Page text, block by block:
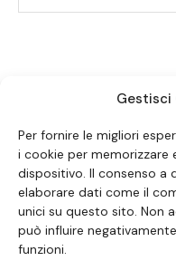
Gestisci
Per fornire le migliori
i cookie per memorizzare
dispositivo. Il consenso a
elaborare dati come il
unici su questo sito. Non
può influire
funzioni.